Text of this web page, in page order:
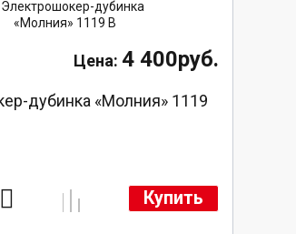
4 400руб.
дубинка «Молния» 1119
Купить